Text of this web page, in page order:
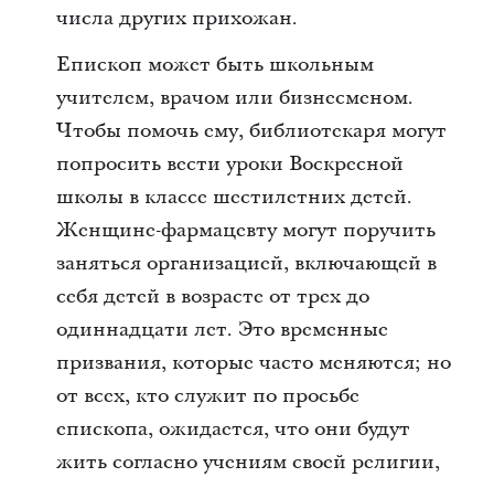
числа других прихожан.
Епископ может быть школьным
учителем, врачом или бизнесменом.
Чтобы помочь ему, библиотекаря могут
попросить вести уроки Воскресной
школы в классе шестилетних детей.
Женщине-фармацевту могут поручить
заняться организацией, включающей в
себя детей в возрасте от трех до
одиннадцати лет. Это временные
призвания, которые часто меняются; но
от всех, кто служит по просьбе
епископа, ожидается, что они будут
жить согласно учениям своей религии,